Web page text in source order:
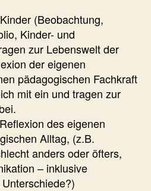
(Beobachtung,
Kinder- und
zur Lebenswelt der
der eigenen
pädagogischen Fachkraft
mit ein und tragen zur
des eigenen
Alltag, (z.B.
anders oder öfters,
– inklusive